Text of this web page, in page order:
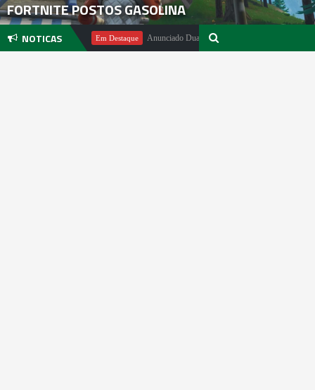
FORTNITE POSTOS GASOLINA
NOTICAS
Pachter Em Destaque Anunciado DualSense The Last of Us Limited Edition